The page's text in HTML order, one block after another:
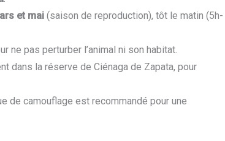
et mai (saison de reproduction), tôt le matin (5h-
ne pas perturber l’animal ni son habitat.
dans la réserve de Ciénaga de Zapata, pour
de camouflage est recommandé pour une